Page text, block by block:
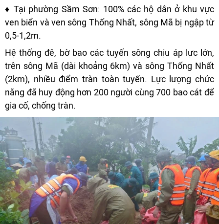
♦ Tại phường Sầm Sơn: 100% các hộ dân ở khu vực
ven biển và ven sông Thống Nhất, sông Mã bị ngập từ
0,5-1,2m.
Hệ thống đê, bờ bao các tuyến sông chịu áp lực lớn,
trên sông Mã (dài khoảng 6km) và sông Thống Nhất
(2km), nhiều điểm tràn toàn tuyến. Lực lượng chức
năng đã huy động hơn 200 người cùng 700 bao cát để
gia cố, chống tràn.